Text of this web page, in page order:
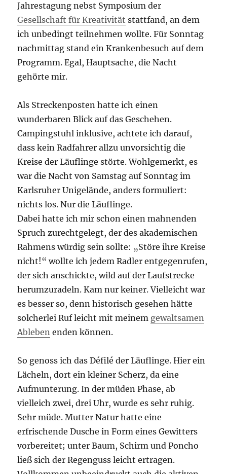
Jahrestagung nebst Symposium der
Gesellschaft für Kreativität stattfand, an dem
ich unbedingt teilnehmen wollte. Für Sonntag
nachmittag stand ein Krankenbesuch auf dem
Programm. Egal, Hauptsache, die Nacht
gehörte mir.
Als Streckenposten hatte ich einen
wunderbaren Blick auf das Geschehen.
Campingstuhl inklusive, achtete ich darauf,
dass kein Radfahrer allzu unvorsichtig die
Kreise der Läuflinge störte. Wohlgemerkt, es
war die Nacht von Samstag auf Sonntag im
Karlsruher Unigelände, anders formuliert:
nichts los. Nur die Läuflinge.
Dabei hatte ich mir schon einen mahnenden
Spruch zurechtgelegt, der des akademischen
Rahmens würdig sein sollte: „Störe ihre Kreise
nicht!“ wollte ich jedem Radler entgegenrufen,
der sich anschickte, wild auf der Laufstrecke
herumzuradeln. Kam nur keiner. Vielleicht war
es besser so, denn historisch gesehen hätte
solcherlei Ruf leicht mit meinem gewaltsamen
Ableben enden können.
So genoss ich das Défilé der Läuflinge. Hier ein
Lächeln, dort ein kleiner Scherz, da eine
Aufmunterung. In der müden Phase, ab
vielleich zwei, drei Uhr, wurde es sehr ruhig.
Sehr müde. Mutter Natur hatte eine
erfrischende Dusche in Form eines Gewitters
vorbereitet; unter Baum, Schirm und Poncho
ließ sich der Regenguss leicht ertragen.